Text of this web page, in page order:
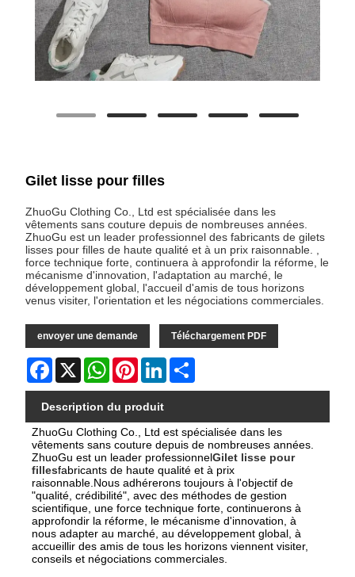
Gilet lisse pour filles
ZhuoGu Clothing Co., Ltd est spécialisée dans les
vêtements sans couture depuis de nombreuses années.
ZhuoGu est un leader professionnel des fabricants de gilets
lisses pour filles de haute qualité et à un prix raisonnable. ,
force technique forte, continuera à approfondir la réforme, le
mécanisme d'innovation, l'adaptation au marché, le
développement global, l'accueil d'amis de tous horizons
venus visiter, l'orientation et les négociations commerciales.
envoyer une demande Téléchargement PDF
Facebook
X WhatsAppPinterestLinkedIn
Description du produit
ZhuoGu Clothing Co., Ltd est spécialisée dans les
vêtements sans couture depuis de nombreuses années.
ZhuoGu est un leader professionnelGilet lisse pour
fillesfabricants de haute qualité et à prix
raisonnable.Nous adhérerons toujours à l'objectif de
"qualité, crédibilité", avec des méthodes de gestion
scientifique, une force technique forte, continuerons à
approfondir la réforme, le mécanisme d'innovation, à
nous adapter au marché, au développement global, à
accueillir des amis de tous les horizons viennent visiter,
conseils et négociations commerciales.